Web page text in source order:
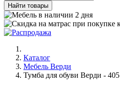
Найти товары
Каталог
Мебель Верди
Тумба для обуви Верди - 405